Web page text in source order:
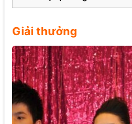
Giải thưởng